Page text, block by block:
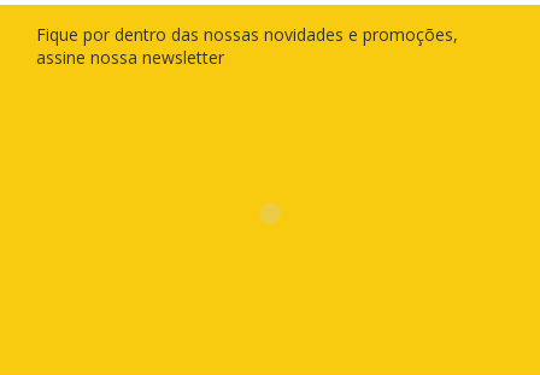
Fique por dentro das nossas novidades e promoções,
assine nossa newsletter